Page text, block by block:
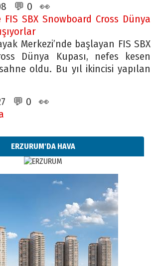
💬 0 👀
FIS SBX Snowboard Cross Dünya
Merkezi’nde başlayan FIS SBX
Dünya Kupası, nefes kesen
oldu. Bu yıl ikincisi yapılan
💬 0 👀
ERZURUM'DA HAVA